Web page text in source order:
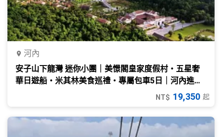
河內
安子山下龍灣 迷你小團｜美憬閣皇家度假村・五星奢
華日遊船・米其林美食巡禮・專屬包車5日｜河內進
NT$ 19,350 起